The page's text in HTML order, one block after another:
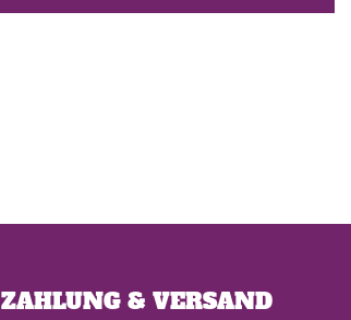
ZAHLUNG & VERSAND